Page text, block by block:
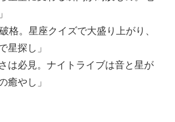
格。星座クイズで大盛り上がり、
星探し」
は必見。ナイトライブは音と星が
癒やし」